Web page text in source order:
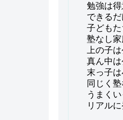
勉強は得
できる
子どもた
塾なし家
上の子
真ん中
末っ子
同じく
うまく
リアル